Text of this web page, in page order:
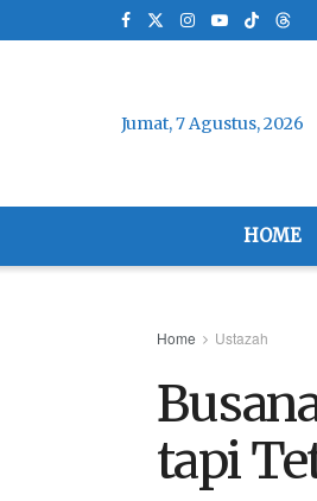
Jumat, 7 Agustus, 2026
HOME
Home Ustazah
tapi